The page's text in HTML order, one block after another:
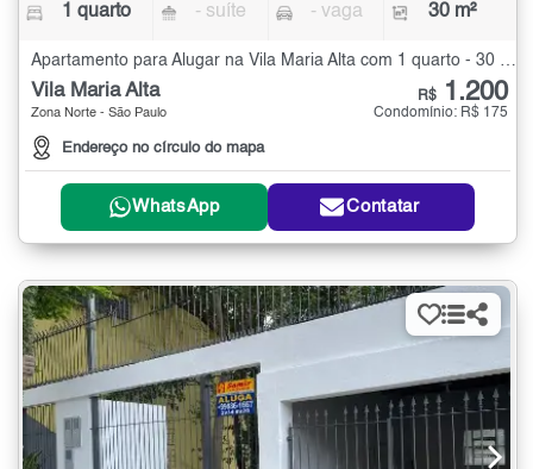
1 quarto - suíte - vaga 30 m²
Vila Maria Alta
Zona Norte - São Paulo
Endereço no círculo do mapa
R$ 1.200
Condomínio: R$ 175
WhatsApp Contatar